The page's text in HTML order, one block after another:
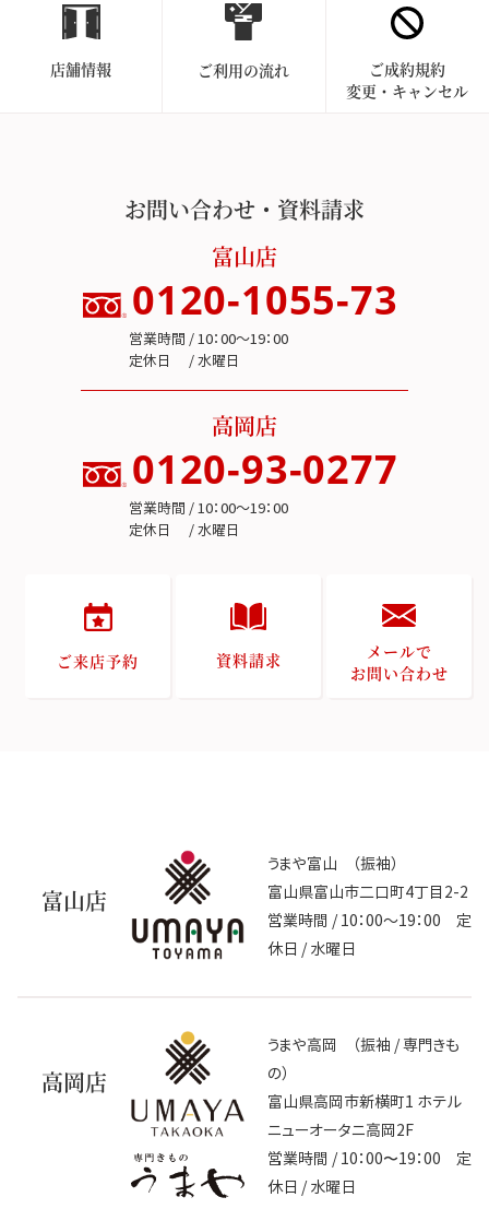
店舗情報 ご利用の流れ
ご成約規約
変更・キャンセル
お問い合わせ・資料請求
富山店
0120-1055-73
営業時間 / 10：00～19：00
定休日 / 水曜日
高岡店
0120-93-0277
営業時間 / 10：00～19：00
定休日 / 水曜日
ご来店予約 資料請求
メールで
お問い合わせ
富山店
うまや富山 （振袖）
富山県富山市二口町4丁目2-2
営業時間 / 10：00～19：00 定
休日 / 水曜日
高岡店
うまや高岡 （振袖 / 専門きも
の）
富山県高岡市新横町1 ホテル
ニューオータニ高岡2F
営業時間 / 10：00〜19：00 定
休日 / 水曜日